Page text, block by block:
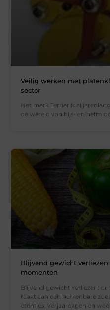
Veilig werken met
sector
Het merk Terrier is al
de wereld van hijs- en
Blijvend gewicht
momenten
Blijvend gewicht verliezen:
raakt aan een herkenbare
etentjes, verjaardagen en